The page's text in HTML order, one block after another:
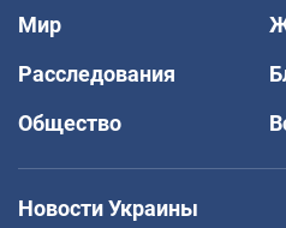
Мир
Расследования
Общество
Новости Украины